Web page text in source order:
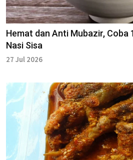
Hemat dan Anti Mubazir, Coba
Nasi Sisa
27 Jul 2026